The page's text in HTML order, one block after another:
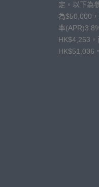
定。以下為
為$50,000
率
HK$4,253
HK$51,036。